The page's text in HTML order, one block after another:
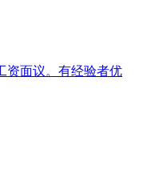
资面议。有经验者优